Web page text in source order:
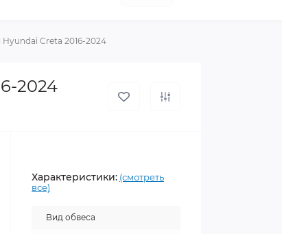
Creta 2016-2024
2024
Характеристики: (смотреть
все)
Вид обвеса